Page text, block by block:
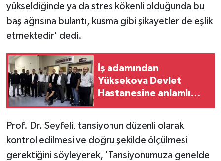
yükseldiğinde ya da stres kökenli olduğunda bu
baş ağrısına bulantı, kusma gibi şikayetler de eşlik
etmektedir' dedi.
İş adamından
Yüksekova Devlet
Hastanesine anlamlı
Prof. Dr. Seyfeli, tansiyonun düzenli olarak
kontrol edilmesi ve doğru şekilde ölçülmesi
gerektiğini söyleyerek, 'Tansiyonumuza genelde